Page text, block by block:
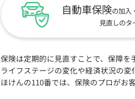
自動車保険の加入
見直しのタ
保険は定期的に見直すことで、保障を
ライフステージの変化や経済状況の変
ほけんの110番では、保険のプロがお